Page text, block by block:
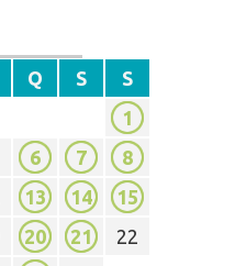
Q S
S
1
6 7
8
13 14
15
20 21
22